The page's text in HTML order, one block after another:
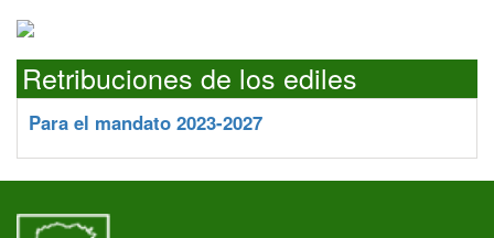
Retribuciones de los ediles
Para el mandato 2023-2027